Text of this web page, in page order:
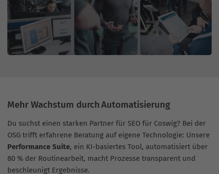
Mehr Wachstum durch Automatisierung
Du suchst einen starken Partner für SEO für Coswig? Bei der
OSG trifft erfahrene Beratung auf eigene Technologie: Unsere
Performance Suite, ein KI-basiertes Tool, automatisiert über
80 % der Routinearbeit, macht Prozesse transparent und
beschleunigt Ergebnisse.